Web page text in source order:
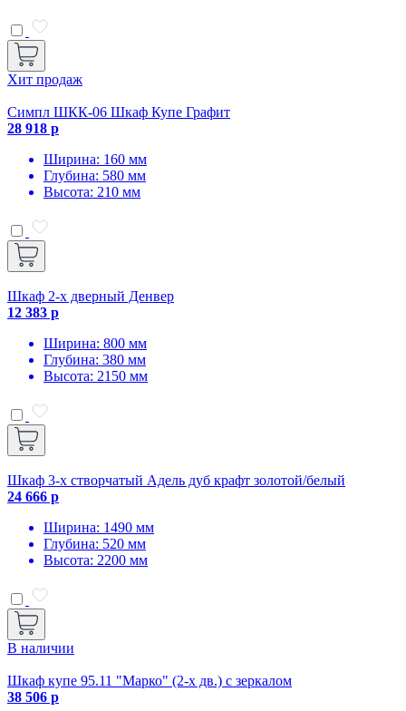
Хит продаж
Симпл ШКК-06 Шкаф Купе Графит
28 918 р
Ширина: 160 мм
Глубина: 580 мм
Высота: 210 мм
Шкаф 2-х дверный Денвер
12 383 р
Ширина: 800 мм
Глубина: 380 мм
Высота: 2150 мм
Шкаф 3-х створчатый Адель дуб крафт золотой/белый
24 666 р
Ширина: 1490 мм
Глубина: 520 мм
Высота: 2200 мм
В наличии
Шкаф купе 95.11 "Марко" (2-х дв.) с зеркалом
38 506 р